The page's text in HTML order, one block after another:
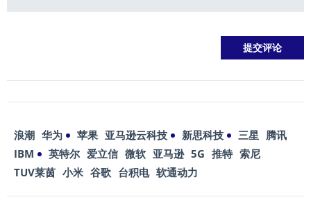
浪潮 华为 苹果 亚马逊云科技 新思科技 三星 腾讯
IBM
英特尔 爱立信 微软 亚马逊 5G 推特 索尼
TUV莱茵 小米 谷歌 台积电 软通动力